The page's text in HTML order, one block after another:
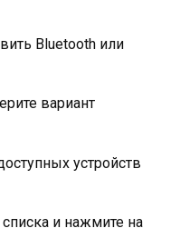
Bluetooth или
вариант
устройств
и нажмите на